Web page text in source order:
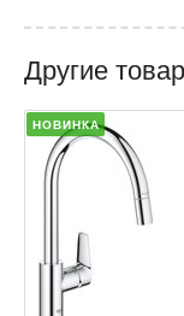
Другие
НОВИНКА